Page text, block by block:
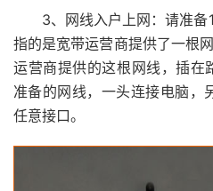
3、网线入户上网：请准备
指的是宽带运营商提供了一根
运营商提供的这根网线，插在
准备的网线，一头连接电脑，
任意接口。